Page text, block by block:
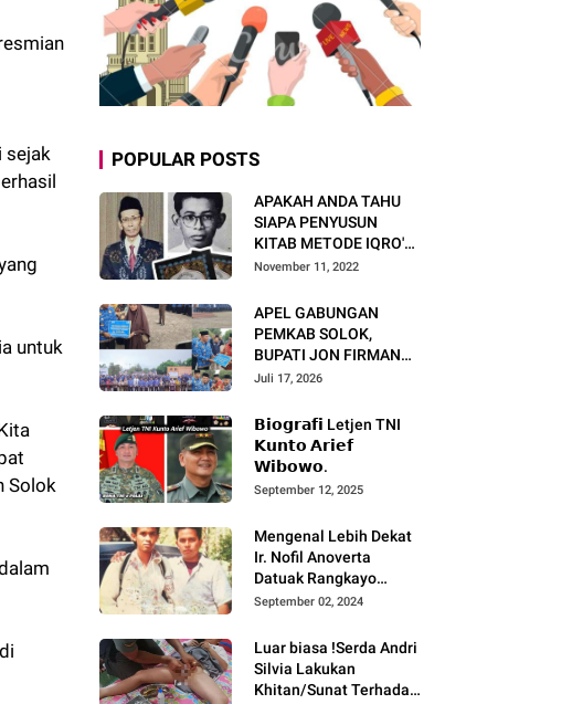
sejak
untuk
Solok
POPULAR POSTS
APAKAH ANDA TAHU
SIAPA PENYUSUN
KITAB METODE IQRO'?
INI BIOGRAFI KH. AS'AD
November 11, 2022
APEL GABUNGAN
PEMKAB SOLOK,
BUPATI JON FIRMAN
PANDU TEKANKAN ASN
DAN PELAYANAN
MASYARAKAT.
Juli 17, 2026
𝗕𝗶𝗼𝗴𝗿𝗮𝗳𝗶 Letjen TNI
𝗞𝘂𝗻𝘁𝗼 𝗔𝗿𝗶𝗲𝗳
𝗪𝗶𝗯𝗼𝘄𝗼.
September 12, 2025
Mengenal Lebih Dekat
Ir. Nofil Anoverta
Datuak Rangkayo
Batuah Cawako
September 02, 2024
Luar biasa !Serda Andri
Silvia Lakukan
Khitan/Sunat Terhadap